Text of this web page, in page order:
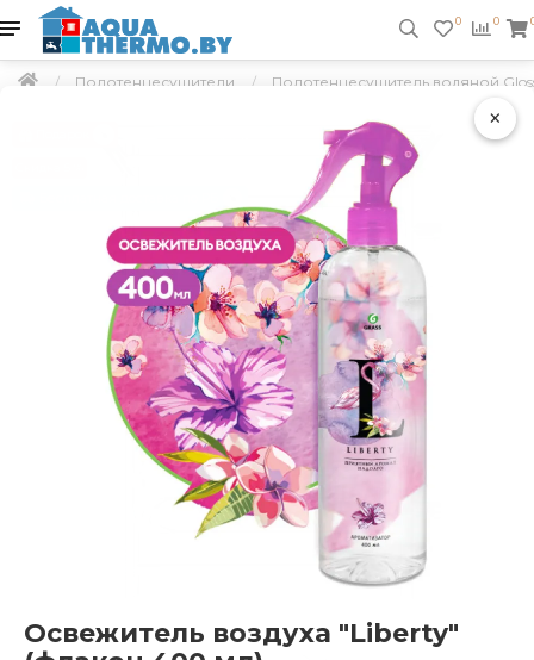
×
Освежитель воздуха "Liberty"
0 0
Полотенцесушители Полотенцесушитель водяной